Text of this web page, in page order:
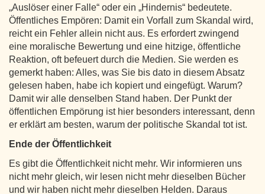
„Auslöser einer Falle“ oder ein „Hindernis“ bedeutete.
Öffentliches Empören: Damit ein Vorfall zum Skandal wird,
reicht ein Fehler allein nicht aus. Es erfordert zwingend
eine moralische Bewertung und eine hitzige, öffentliche
Reaktion, oft befeuert durch die Medien. Sie werden es
gemerkt haben: Alles, was Sie bis dato in diesem Absatz
gelesen haben, habe ich kopiert und eingefügt. Warum?
Damit wir alle denselben Stand haben. Der Punkt der
öffentlichen Empörung ist hier besonders interessant, denn
er erklärt am besten, warum der politische Skandal tot ist.
Ende der Öffentlichkeit
Es gibt die Öffentlichkeit nicht mehr. Wir informieren uns
nicht mehr gleich, wir lesen nicht mehr dieselben Bücher
und wir haben nicht mehr dieselben Helden. Daraus